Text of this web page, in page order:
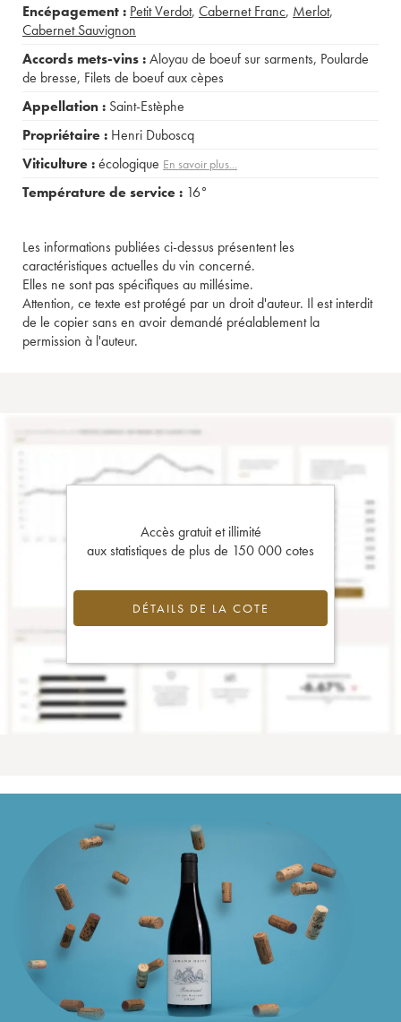
Encépagement : Petit Verdot, Cabernet Franc, Merlot,
Cabernet Sauvignon
Accords mets-vins :Aloyau de boeuf sur sarments, Poularde
de bresse, Filets de boeuf aux cèpes
Appellation : Saint-Estèphe
Propriétaire : Henri Duboscq
Viticulture :écologique En savoir plus...
Température de service : 16°
Les informations publiées ci-dessus présentent les
caractéristiques actuelles du vin concerné.
Elles ne sont pas spécifiques au millésime.
Attention, ce texte est protégé par un droit d'auteur. Il est interdit
de le copier sans en avoir demandé préalablement la
permission à l'auteur.
Accès gratuit et illimité
aux statistiques de plus de 150 000 cotes
DÉTAILS DE LA COTE